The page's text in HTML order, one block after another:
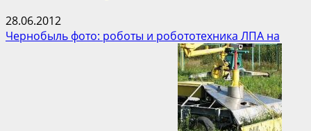
28.06.2012
Чернобыль фото: роботы и робототехника ЛПА на